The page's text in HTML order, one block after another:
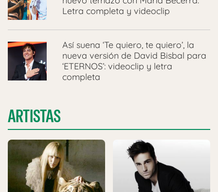
Letra completa y videoclip
Así suena ‘Te quiero, te quiero’, la
nueva versión de David Bisbal para
‘ETERNOS’: videoclip y letra
completa
ARTISTAS